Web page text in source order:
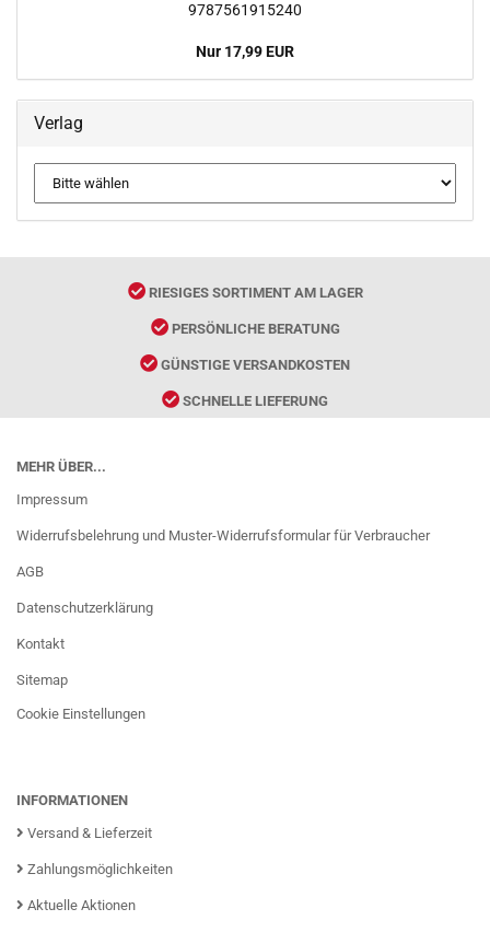
9787561915240
Nur 17,99 EUR
Verlag
RIESIGES SORTIMENT AM LAGER
PERSÖNLICHE BERATUNG
GÜNSTIGE VERSANDKOSTEN
SCHNELLE LIEFERUNG
MEHR ÜBER...
Impressum
Widerrufsbelehrung und Muster-Widerrufsformular für Verbraucher
AGB
Datenschutzerklärung
Kontakt
Sitemap
Cookie Einstellungen
INFORMATIONEN
Versand & Lieferzeit
Zahlungsmöglichkeiten
Aktuelle Aktionen